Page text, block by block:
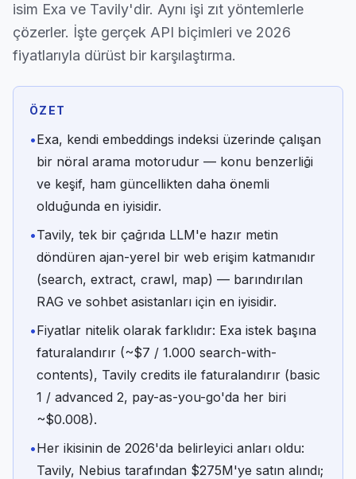
isim Exa ve Tavily'dir. Aynı işi zıt yöntemlerle
çözerler. İşte gerçek API biçimleri ve 2026
fiyatlarıyla dürüst bir karşılaştırma.
ÖZET
•Exa, kendi embeddings indeksi üzerinde çalışan
bir nöral arama motorudur — konu benzerliği
ve keşif, ham güncellikten daha önemli
olduğunda en iyisidir.
•Tavily, tek bir çağrıda LLM'e hazır metin
döndüren ajan-yerel bir web erişim katmanıdır
(search, extract, crawl, map) — barındırılan
RAG ve sohbet asistanları için en iyisidir.
•Fiyatlar nitelik olarak farklıdır: Exa istek başına
faturalandırır (~$7 / 1.000 search-with-
contents), Tavily credits ile faturalandırır (basic
1 / advanced 2, pay-as-you-go'da her biri
~$0.008).
•Her ikisinin de 2026'da belirleyici anları oldu:
Tavily, Nebius tarafından $275M'ye satın alındı;